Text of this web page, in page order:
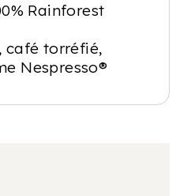
Rainforest
café torréfié,
Nespresso®